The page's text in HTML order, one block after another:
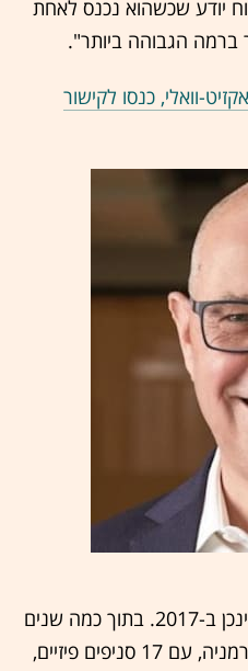
יודע שכשהוא נכנס לאחת
ברמה הגבוהה ביותר".
וואלי, כנסו לקישור
הרשת הוקמה כחנות אחת במינכן ב-2017. בתוך כמה שנים
היא הפכה לרשת המובילה בגרמניה, עם 17 סניפים פיזיים,